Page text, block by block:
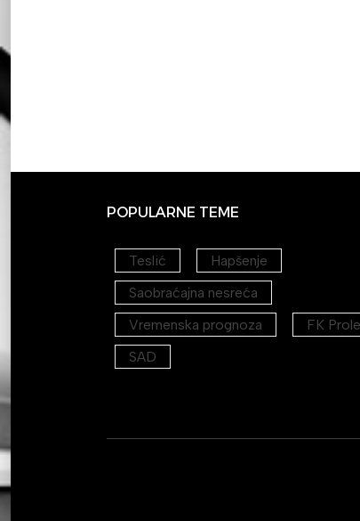
POPULARNE TEME
Teslić
Hapšenje
Saobraćajna nesreća
Vremenska prognoza
FK
SAD